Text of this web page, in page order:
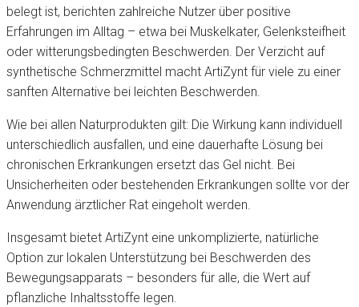
belegt ist, berichten zahlreiche Nutzer über positive
Erfahrungen im Alltag – etwa bei Muskelkater, Gelenksteifheit
oder witterungsbedingten Beschwerden. Der Verzicht auf
synthetische Schmerzmittel macht ArtiZynt für viele zu einer
sanften Alternative bei leichten Beschwerden.
Wie bei allen Naturprodukten gilt: Die Wirkung kann individuell
unterschiedlich ausfallen, und eine dauerhafte Lösung bei
chronischen Erkrankungen ersetzt das Gel nicht. Bei
Unsicherheiten oder bestehenden Erkrankungen sollte vor der
Anwendung ärztlicher Rat eingeholt werden.
Insgesamt bietet ArtiZynt eine unkomplizierte, natürliche
Option zur lokalen Unterstützung bei Beschwerden des
Bewegungsapparats – besonders für alle, die Wert auf
pflanzliche Inhaltsstoffe legen.